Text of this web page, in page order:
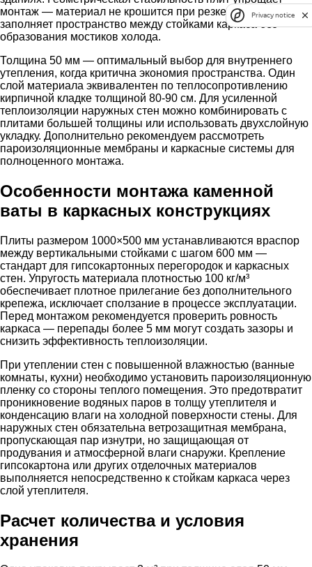
монтаж — материал не крошится при резке и плотно
заполняет пространство между стойками каркаса без
образования мостиков холода.
Толщина 50 мм — оптимальный выбор для внутреннего
утепления, когда критична экономия пространства. Один
слой материала эквивалентен по теплосопротивлению
кирпичной кладке толщиной 80-90 см. Для усиленной
теплоизоляции наружных стен можно комбинировать с
плитами большей толщины или использовать двухслойную
укладку. Дополнительно рекомендуем рассмотреть
пароизоляционные мембраны и каркасные системы для
полноценного монтажа.
Особенности монтажа каменной
ваты в каркасных конструкциях
Плиты размером 1000×500 мм устанавливаются враспор
между вертикальными стойками с шагом 600 мм —
стандарт для гипсокартонных перегородок и каркасных
стен. Упругость материала плотностью 100 кг/м³
обеспечивает плотное прилегание без дополнительного
крепежа, исключает сползание в процессе эксплуатации.
Перед монтажом рекомендуется проверить ровность
каркаса — перепады более 5 мм могут создать зазоры и
снизить эффективность теплоизоляции.
При утеплении стен с повышенной влажностью (ванные
комнаты, кухни) необходимо установить пароизоляционную
пленку со стороны теплого помещения. Это предотвратит
проникновение водяных паров в толщу утеплителя и
конденсацию влаги на холодной поверхности стены. Для
наружных стен обязательна ветрозащитная мембрана,
пропускающая пар изнутри, но защищающая от
продувания и атмосферной влаги снаружи. Крепление
гипсокартона или других отделочных материалов
выполняется непосредственно к стойкам каркаса через
слой утеплителя.
Расчет количества и условия
хранения
Privacy notice